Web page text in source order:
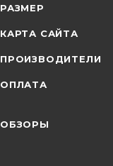
РАЗМЕР
КАРТА САЙТА
ПРОИЗВОДИТЕЛИ
ОПЛАТА
ОБЗОРЫ